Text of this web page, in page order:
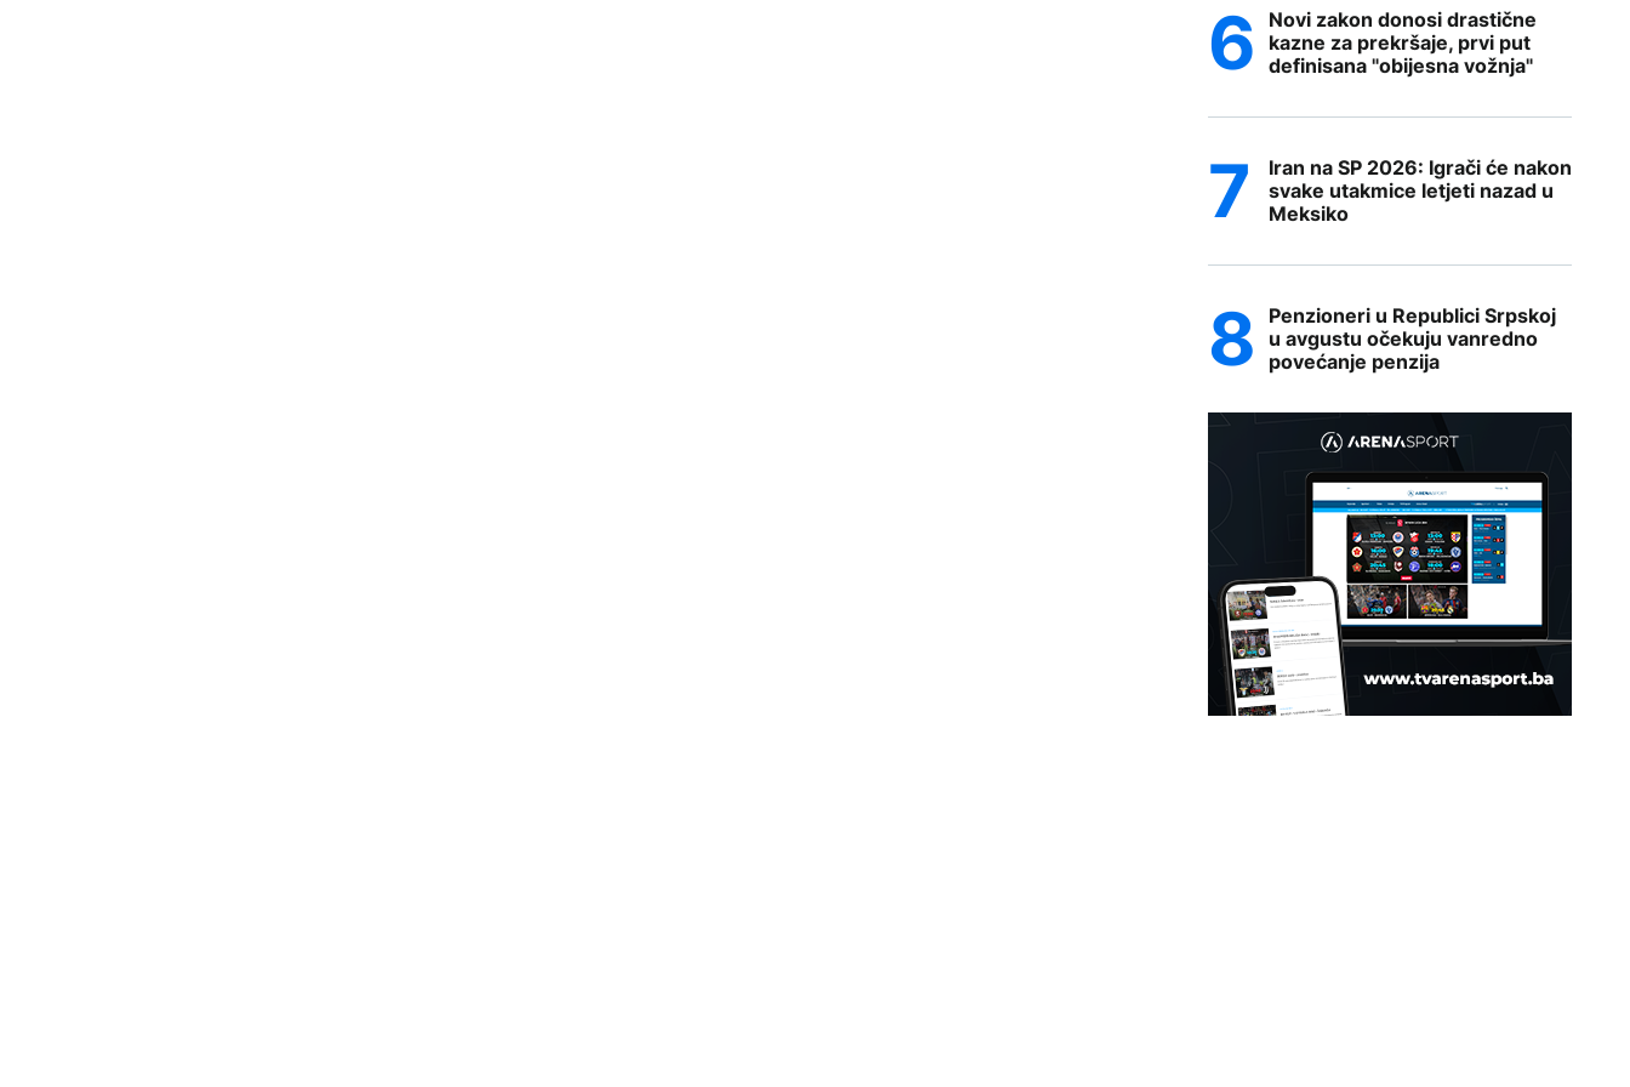
Novi zakon donosi drastične
kazne za prekršaje, prvi put
definisana "obijesna vožnja"
Iran na SP 2026: Igrači će nakon
svake utakmice letjeti nazad u
Meksiko
Penzioneri u Republici Srpskoj
u avgustu očekuju vanredno
povećanje penzija